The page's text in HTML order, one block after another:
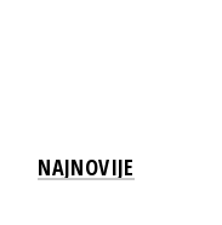
NAJNOVIJE